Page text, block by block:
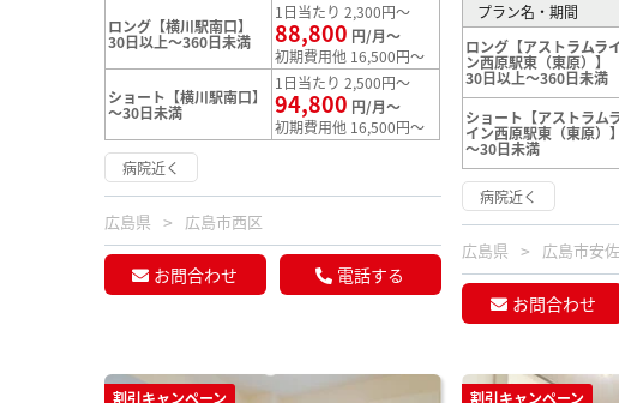
ロング【横川駅南口】
30日以上～360日未満
1日当たり 2,300円～
88,800 円/月～
初期費用他 16,500円～
ショート【横川駅南口】
～30日未満
1日当たり 2,500円～
94,800 円/月～
初期費用他 16,500円～
病院近く
広島県 広島市西区
お問合わせ 電話する
プラン名・期間
ロング【アストラムラ
ン西原駅東（東原）】
30日以上～360日未満
ショート【アストラム
イン西原駅東（東原）】
～30日未満
病院近く
広島県 広島市安
お問合わせ
割引キャンペーン 割引キャンペーン